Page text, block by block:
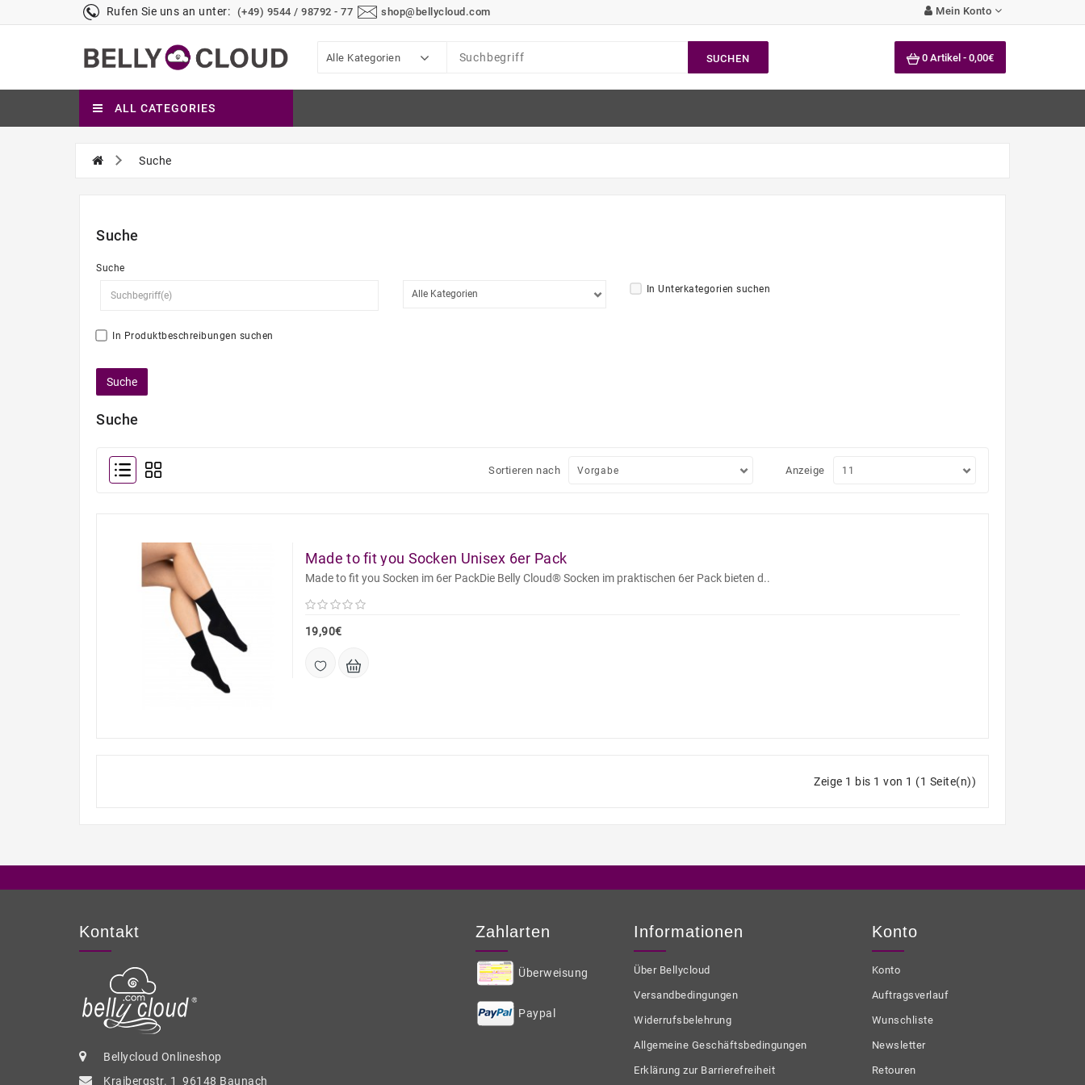
Rufen Sie uns an unter: (+49) 9544 / 98792 - 77 shop@bellycloud.com Mein Konto
Alle Kategorien SUCHEN 0 Artikel - 0,00€
ALL CATEGORIES
Suche
Suche
Suche
In Unterkategorien suchen
In Produktbeschreibungen suchen
Suche
Sortieren nach Anzeige
Made to fit you Socken Unisex 6er Pack
Made to fit you Socken im 6er PackDie Belly Cloud® Socken im praktischen 6er Pack bieten d..
19,90€
Zeige 1 bis 1 von 1 (1 Seite(n))
Kontakt
Bellycloud Onlineshop
Kraibergstr. 1 96148 Baunach
Zahlarten
Überweisung
Paypal
Informationen
Über Bellycloud
Versandbedingungen
Widerrufsbelehrung
Allgemeine Geschäftsbedingungen
Erklärung zur Barrierefreiheit
Konto
Konto
Auftragsverlauf
Wunschliste
Newsletter
Retouren